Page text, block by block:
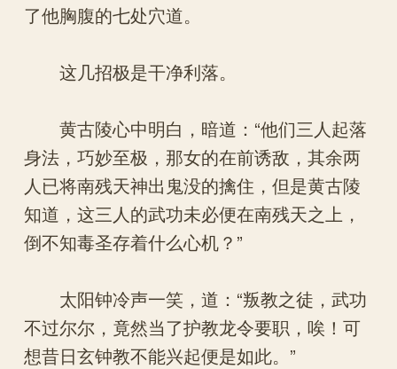
了他胸腹的七处穴道。
这几招极是干净利落。
黄古陵心中明白，暗道：“他们三人起落
身法，巧妙至极，那女的在前诱敌，其余两
人已将南残天神出鬼没的擒住，但是黄古陵
知道，这三人的武功未必便在南残天之上，
倒不知毒圣存着什么心机？”
太阳钟冷声一笑，道：“叛教之徒，武功
不过尔尔，竟然当了护教龙令要职，唉！可
想昔日玄钟教不能兴起便是如此。”